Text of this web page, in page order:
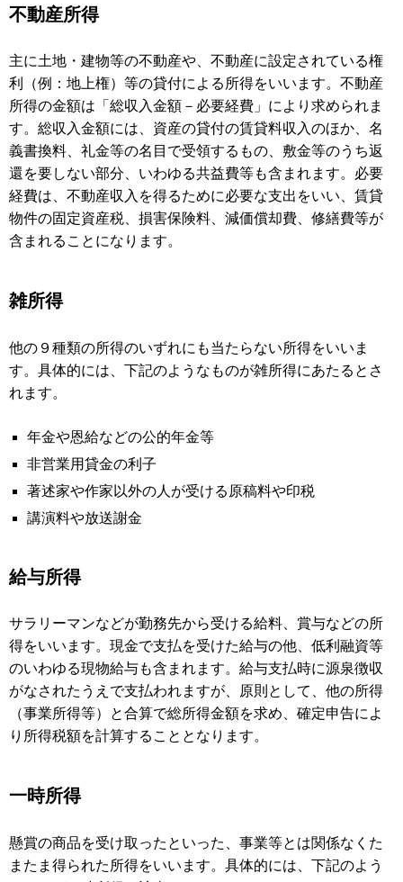
不動産所得
主に土地・建物等の不動産や、不動産に設定されている権
利（例：地上権）等の貸付による所得をいいます。不動産
所得の金額は「総収入金額－必要経費」により求められま
す。総収入金額には、資産の貸付の賃貸料収入のほか、名
義書換料、礼金等の名目で受領するもの、敷金等のうち返
還を要しない部分、いわゆる共益費等も含まれます。必要
経費は、不動産収入を得るために必要な支出をいい、賃貸
物件の固定資産税、損害保険料、減価償却費、修繕費等が
含まれることになります。
雑所得
他の９種類の所得のいずれにも当たらない所得をいいま
す。具体的には、下記のようなものが雑所得にあたるとさ
れます。
年金や恩給などの公的年金等
非営業用貸金の利子
著述家や作家以外の人が受ける原稿料や印税
講演料や放送謝金
給与所得
サラリーマンなどが勤務先から受ける給料、賞与などの所
得をいいます。現金で支払を受けた給与の他、低利融資等
のいわゆる現物給与も含まれます。給与支払時に源泉徴収
がなされたうえで支払われますが、原則として、他の所得
（事業所得等）と合算で総所得金額を求め、確定申告によ
り所得税額を計算することとなります。
一時所得
懸賞の商品を受け取ったといった、事業等とは関係なくた
またま得られた所得をいいます。具体的には、下記のよう